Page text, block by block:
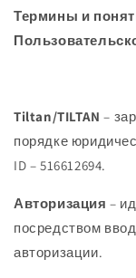
Термины и
Tiltan/TILTAN –
порядке
ID – 516612694.
Авторизация –
посредством
авторизации.